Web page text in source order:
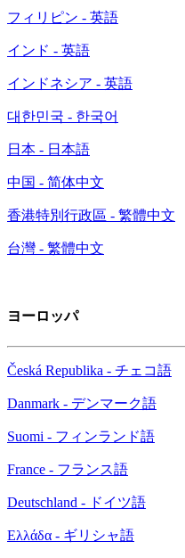
フィリピン - 英語
インド - 英語
インドネシア - 英語
대한민국 - 한국어
日本 - 日本語
中国 - 简体中文
香港特別行政區 - 繁體中文
台灣 - 繁體中文
ヨーロッパ
Česká Republika - チェコ語
Danmark - デンマーク語
Suomi - フィンランド語
France - フランス語
Deutschland - ドイツ語
Ελλάδα - ギリシャ語